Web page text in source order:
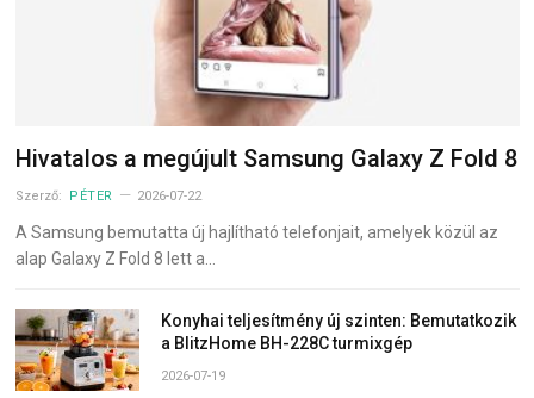
Hivatalos a megújult Samsung Galaxy Z Fold 8
Szerző: PÉTER 2026-07-22
A Samsung bemutatta új hajlítható telefonjait, amelyek közül az
alap Galaxy Z Fold 8 lett a…
Konyhai teljesítmény új szinten: Bemutatkozik
a BlitzHome BH-228C turmixgép
2026-07-19